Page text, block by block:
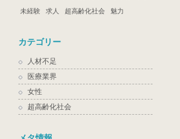
未経験 求人 超高齢化社会 魅力
カテゴリー
人材不足
医療業界
女性
超高齢化社会